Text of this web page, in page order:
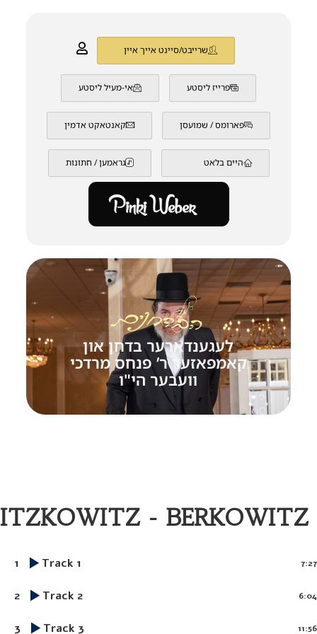
שרייבט/סיינט אייך איין
אי-מעיל ליסטע פרייז ליסטע
קאנטאקט אדמין פארומס / שמועסן
גראמען / חתונות היים בלאט
לעגענדארער בדחן און
קאמפאזער ר’ פנחס מרדכי
וועבער הי"ו
ITZKOWITZ - BERKOWITZ
1 Track 1 7:27
2 Track 2 6:04
3 Track 3 11:56